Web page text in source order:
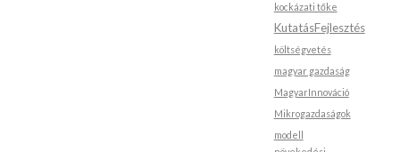
kockázati tőke
KutatásFejlesztés
költségvetés
magyar gazdaság
MagyarInnováció
Mikrogazdaságok
modell